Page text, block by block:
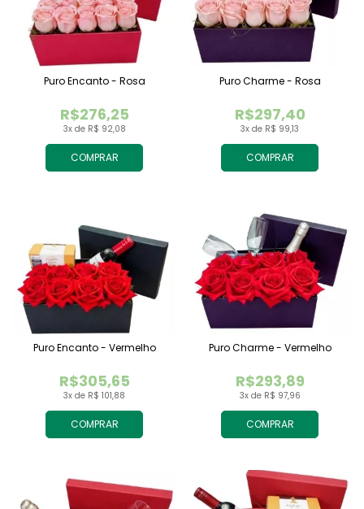
COMPRAR
3x de R$ 92,08
R$276,25
Puro Encanto - Rosa
COMPRAR
3x de R$ 99,13
R$297,40
Puro Charme - Rosa
COMPRAR
3x de R$ 101,88
R$305,65
Puro Encanto - Vermelho
COMPRAR
3x de R$ 97,96
R$293,89
Puro Charme - Vermelho